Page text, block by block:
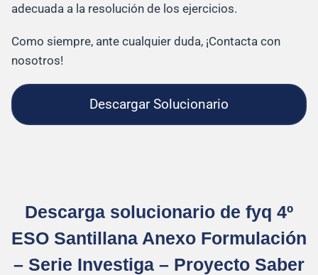
adecuada a la resolución de los ejercicios.
Como siempre, ante cualquier duda, ¡Contacta con
nosotros!
Descargar Solucionario
Descarga solucionario de fyq 4º
ESO Santillana Anexo Formulación
– Serie Investiga – Proyecto Saber